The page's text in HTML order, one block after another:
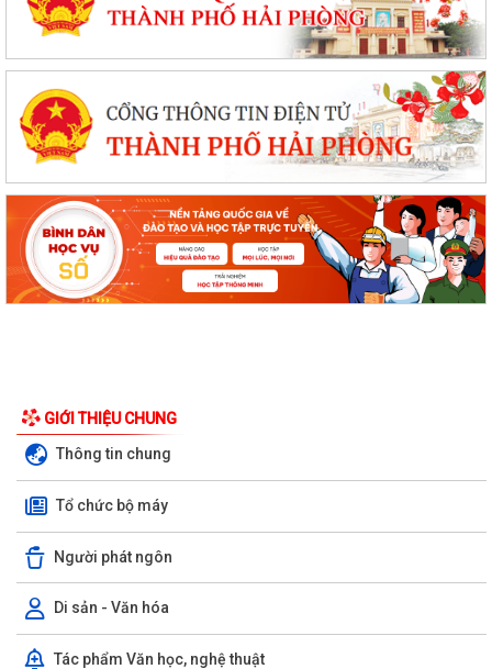
GIỚI THIỆU CHUNG
Thông tin chung
Tổ chức bộ máy
Người phát ngôn
Di sản - Văn hóa
Tác phẩm Văn học, nghệ thuật